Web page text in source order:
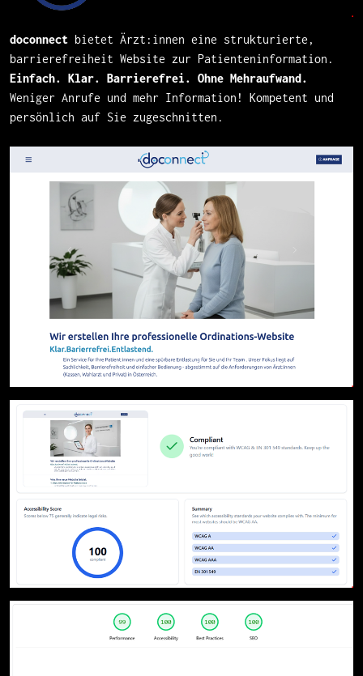
doconnect bietet Ärzt:innen eine strukturierte,
barrierefreiheit Website zur Patienteninformation.
Einfach. Klar. Barrierefrei. Ohne Mehraufwand.
Weniger Anrufe und mehr Information! Kompetent und
persönlich auf Sie zugeschnitten.